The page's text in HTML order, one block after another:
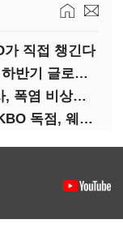
가 직접 챙긴다
티빙·콘텐츠 IP 키운다…CJ ENM, 하반기 글로벌 확장 가속
작업자·통신망 이중 관리…통신3사, 폭염 비상대응 돌입
티빙 첫 분기 흑자…"2031년까지 KBO 독점, 웨이브 합병도 속도"